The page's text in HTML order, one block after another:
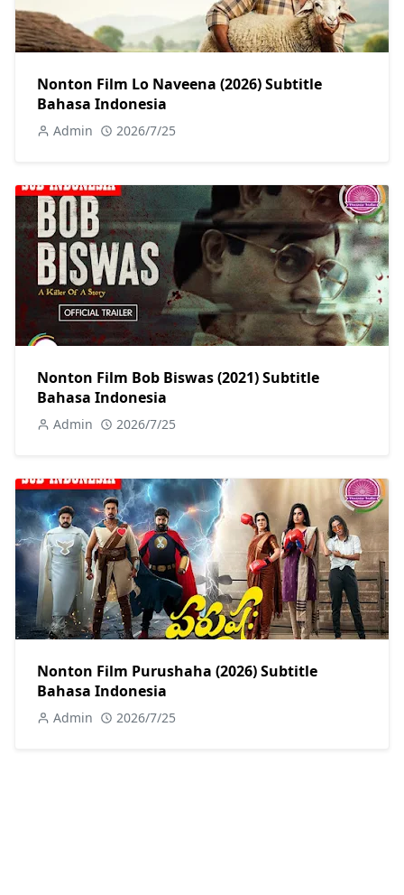
Nonton Film Lo Naveena (2026) Subtitle
Bahasa Indonesia
Admin 2026/7/25
Nonton Film Bob Biswas (2021) Subtitle
Bahasa Indonesia
Admin 2026/7/25
Nonton Film Purushaha (2026) Subtitle
Bahasa Indonesia
Admin 2026/7/25